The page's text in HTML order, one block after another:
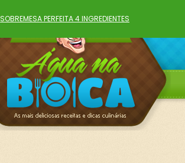
SOBREMESA PERFEITA 4 INGREDIENTES